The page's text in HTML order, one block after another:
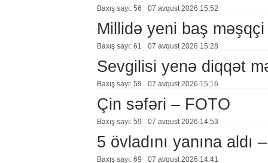
Baxış sayı: 56 07 avqust 2026 15:52
Millidə yeni baş məşqçi
Baxış sayı: 61 07 avqust 2026 15:28
Sevgilisi yenə diqqət
Baxış sayı: 59 07 avqust 2026 15:16
Çin səfəri – FOTO
Baxış sayı: 59 07 avqust 2026 14:53
5 övladını yanına aldı
Baxış sayı: 69 07 avqust 2026 14:41